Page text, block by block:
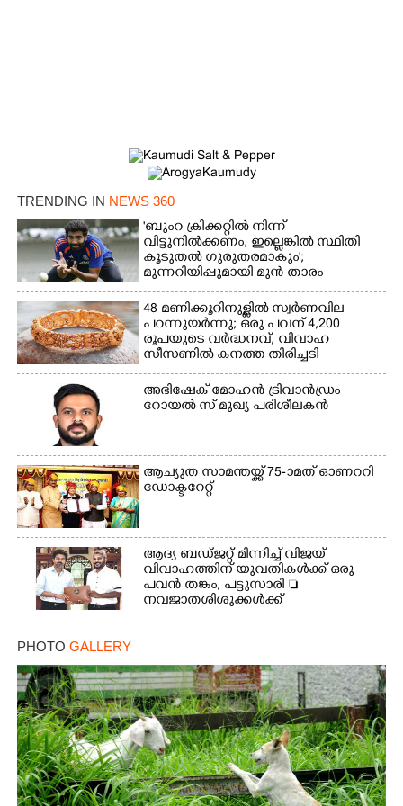
TRENDING IN NEWS 360
'ബുംറ ക്രിക്കറ്റിൽ നിന്ന്
വിട്ടുനിൽക്കണം, ഇല്ലെങ്കിൽ സ്ഥിതി
കൂടുതൽ ഗുരുതരമാകും';
മുന്നറിയിപ്പുമായി മുൻ താരം
48 മണിക്കൂറിനുള്ളിൽ സ്വർണവില
പറന്നുയർന്നു; ഒരു പവന് 4,200
രൂപയുടെ വർദ്ധനവ്, വിവാഹ
സീസണിൽ കനത്ത തിരിച്ചടി
അഭിഷേക് മോഹൻ ട്രിവാൻഡ്രം
റോയൽ സ് മുഖ്യ പരിശീലകൻ
ആച്യുത സാമന്തയ്ക്ക് 75-ാമത് ഓണററി
ഡോക്ടറേറ്റ്
ആദ്യ ബഡ്ജറ്റ് മിന്നിച്ച് വിജയ്
വിവാഹത്തിന് യുവതികൾക്ക് ഒരു
പവൻ തങ്കം, പട്ടുസാരി 
നവജാതശിശുക്കൾക്ക്
PHOTO GALLERY